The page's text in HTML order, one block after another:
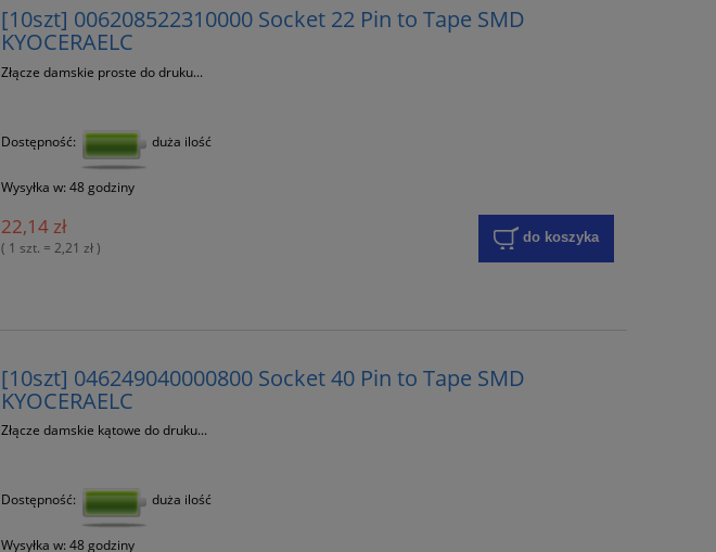
[10szt] 006208522310000 Socket 22 Pin to Tape SMD
KYOCERAELC
Złącze damskie proste do druku...
Dostępność: duża ilość
Wysyłka w: 48 godziny
22,14 zł
( 1 szt. = 2,21 zł )
do koszyka
[10szt] 046249040000800 Socket 40 Pin to Tape SMD
KYOCERAELC
Złącze damskie kątowe do druku...
Dostępność: duża ilość
Wysyłka w: 48 godziny